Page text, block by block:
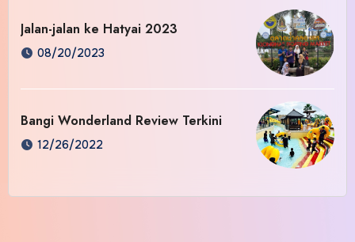
Jalan-jalan ke Hatyai 2023
08/20/2023
Bangi Wonderland Review Terkini
12/26/2022